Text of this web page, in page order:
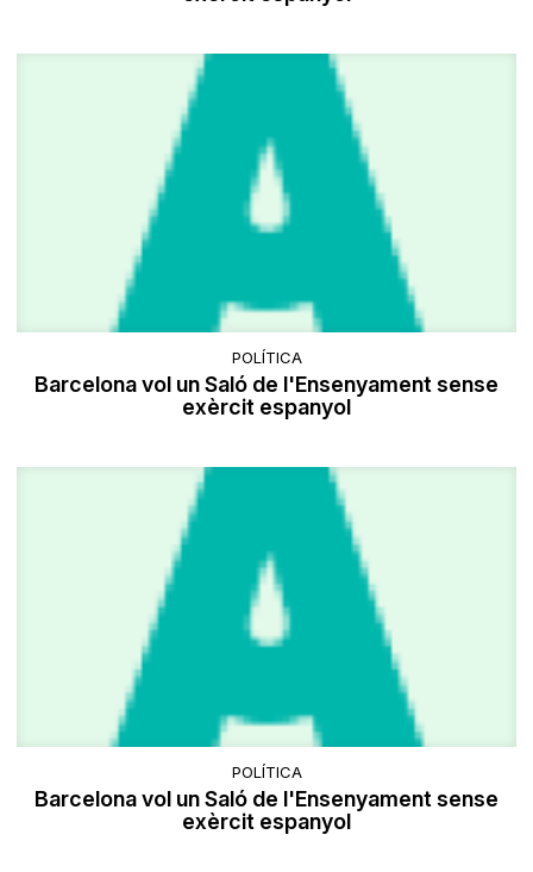
POLÍTICA
Barcelona vol un Saló de l'Ensenyament sense
exèrcit espanyol
POLÍTICA
Barcelona vol un Saló de l'Ensenyament sense
exèrcit espanyol